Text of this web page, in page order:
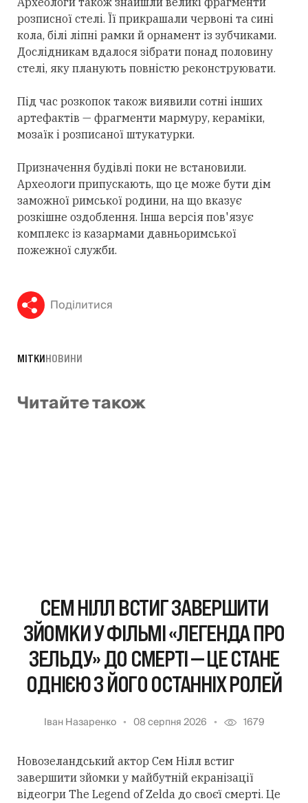
розписної стелі. Її прикрашали червоні та сині
кола, білі ліпні рамки й орнамент із зубчиками.
Дослідникам вдалося зібрати понад половину
стелі, яку планують повністю реконструювати.
Під час розкопок також виявили сотні інших
артефактів — фрагменти мармуру, кераміки,
мозаїк і розписаної штукатурки.
Призначення будівлі поки не встановили.
Археологи припускають, що це може бути дім
заможної римської родини, на що вказує
розкішне оздоблення. Інша версія пов'язує
комплекс із казармами давньоримської
пожежної служби.
Поділитися
МІТКИНОВИНИ
Читайте також
СЕМ НІЛЛ ВСТИГ ЗАВЕРШИТИ
ЗЙОМКИ У ФІЛЬМІ «ЛЕГЕНДА ПРО
ЗЕЛЬДУ» ДО СМЕРТІ — ЦЕ СТАНЕ
ОДНІЄЮ З ЙОГО ОСТАННІХ РОЛЕЙ
Іван Назаренко 08 серпня 2026 1679
Новозеландський актор Сем Нілл встиг
завершити зйомки у майбутній екранізації
відеогри The Legend of Zelda до своєї смерті. Це